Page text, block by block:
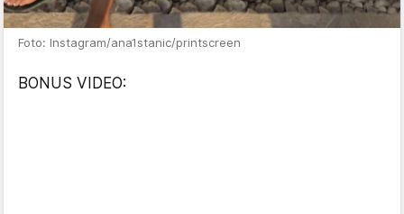
Foto: Instagram/ana1stanic/printscreen
BONUS VIDEO: